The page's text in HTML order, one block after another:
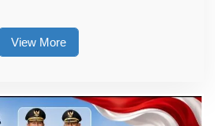
View More